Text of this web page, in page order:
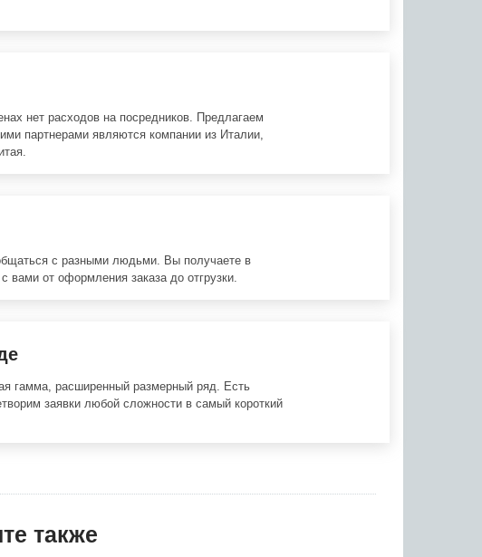
нет расходов на посредников. Предлагаем
партнерами являются компании из Италии,
с разными людьми. Вы получаете в
вами от оформления заказа до отгрузки.
гамма, расширенный размерный ряд. Есть
заявки любой сложности в самый короткий
также